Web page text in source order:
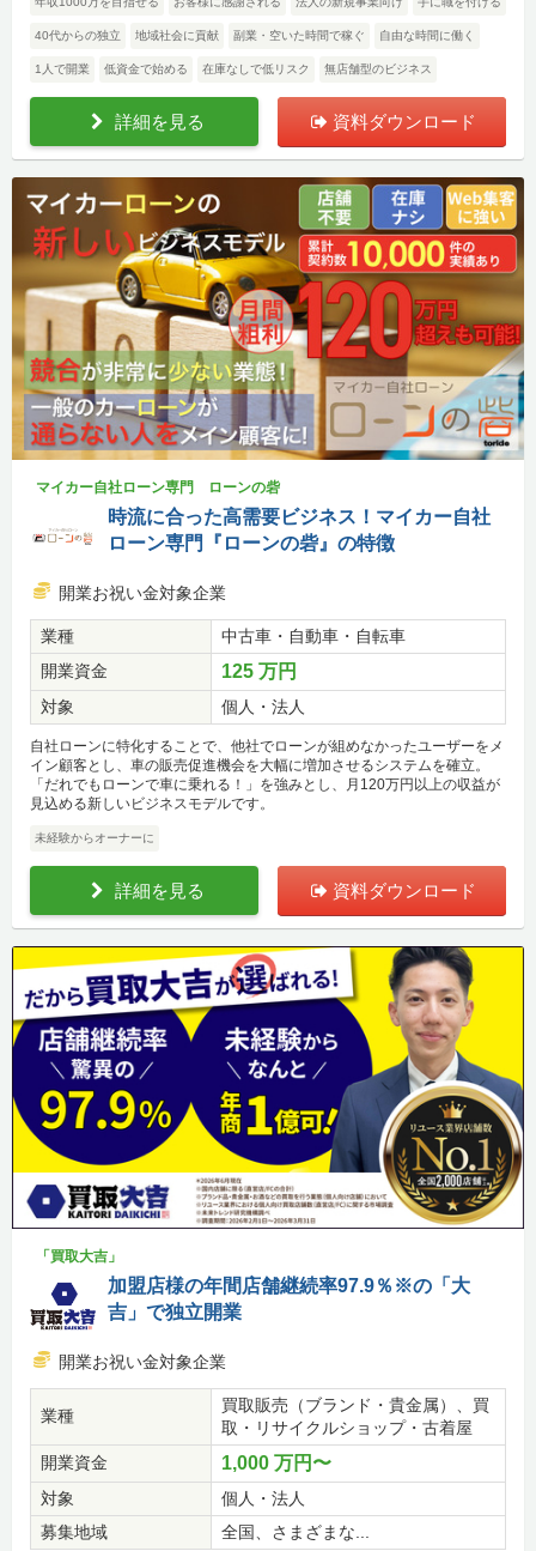
40代からの独立 地域社会に貢献 副業・空いた時間で稼ぐ 自由な時間に働く
1人で開業 低資金で始める 在庫なしで低リスク 無店舗型のビジネス
詳細を見る 資料ダウンロード
マイカー自社ローン専門 ローンの砦
時流に合った高需要ビジネス！マイカー自社
ローン専門『ローンの砦』の特徴
開業お祝い金対象企業
業種
中古車・自動車・自転車
開業資金
125 万円
対象 個人・法人
自社ローンに特化することで、他社でローンが組めなかったユーザーをメ
イン顧客とし、車の販売促進機会を大幅に増加させるシステムを確立。
「だれでもローンで車に乗れる！」を強みとし、月120万円以上の収益が
見込める新しいビジネスモデルです。
未経験からオーナーに
詳細を見る 資料ダウンロード
「買取大吉」
加盟店様の年間店舗継続率97.9％※の「大
吉」で独立開業
開業お祝い金対象企業
業種
買取販売（ブランド・貴金属）、買
取・リサイクルショップ・古着屋
開業資金
1,000 万円〜
対象
個人・法人
募集地域
全国、さまざまな...